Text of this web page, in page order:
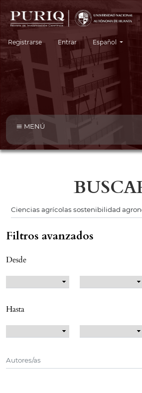
Registrarse Entrar Cambiar el
Español
MENÚ
Filtros avanzados
Desde
Hasta